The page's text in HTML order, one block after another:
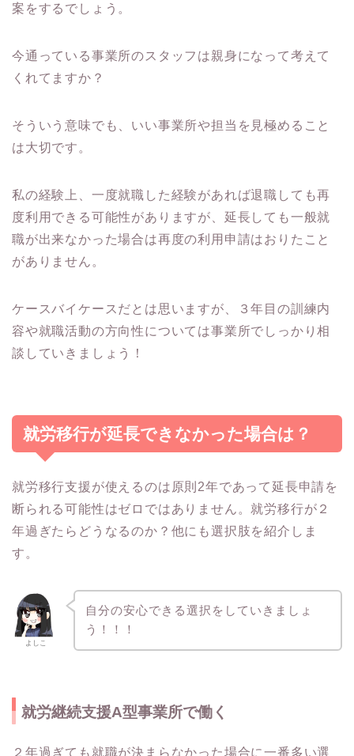
案をするでしょう。
今通っている事業所のスタッフは親身になって考えて
くれてますか？
そういう意味でも、いい事業所や担当を見極めること
は大切です。
私の経験上、一度就職した経験があれば退職しても再
度利用できる可能性がありますが、延長しても一般就
職が出来なかった場合は再度の利用申請はおりたこと
がありません。
ケースバイケースだとは思いますが、３年目の訓練内
容や就職活動の方向性については事業所でしっかり相
談していきましょう！
就労移行が延長できなかった場合は？
就労移行支援が使えるのは原則2年であって延長申請を
断られる可能性はゼロではありません。就労移行が２
年過ぎたらどうなるのか？他にも選択肢を紹介しま
す。
よしこ
自分の安心できる選択をしていきましょ
う！！！
就労継続支援A型事業所で働く
２年過ぎても就職が決まらなかった場合に一番多い選